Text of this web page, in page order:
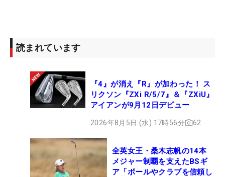
読まれています
『4』が消え『R』が加わった！ ス
リクソン『ZXi R/5/7』＆『ZXiU』
アイアンが9月12日デビュー
2026年8月5日 (水) 17時56分 62
全英女王・桑木志帆の14本
メジャー制覇を支えたBSギ
ア「ボールやクラブを信頼し